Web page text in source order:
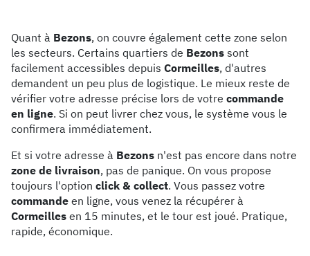
Quant à Bezons, on couvre également cette zone selon
les secteurs. Certains quartiers de Bezons sont
facilement accessibles depuis Cormeilles, d'autres
demandent un peu plus de logistique. Le mieux reste de
vérifier votre adresse précise lors de votre commande
en ligne. Si on peut livrer chez vous, le système vous le
confirmera immédiatement.
Et si votre adresse à Bezons n'est pas encore dans notre
zone de livraison, pas de panique. On vous propose
toujours l'option click & collect. Vous passez votre
commande en ligne, vous venez la récupérer à
Cormeilles en 15 minutes, et le tour est joué. Pratique,
rapide, économique.